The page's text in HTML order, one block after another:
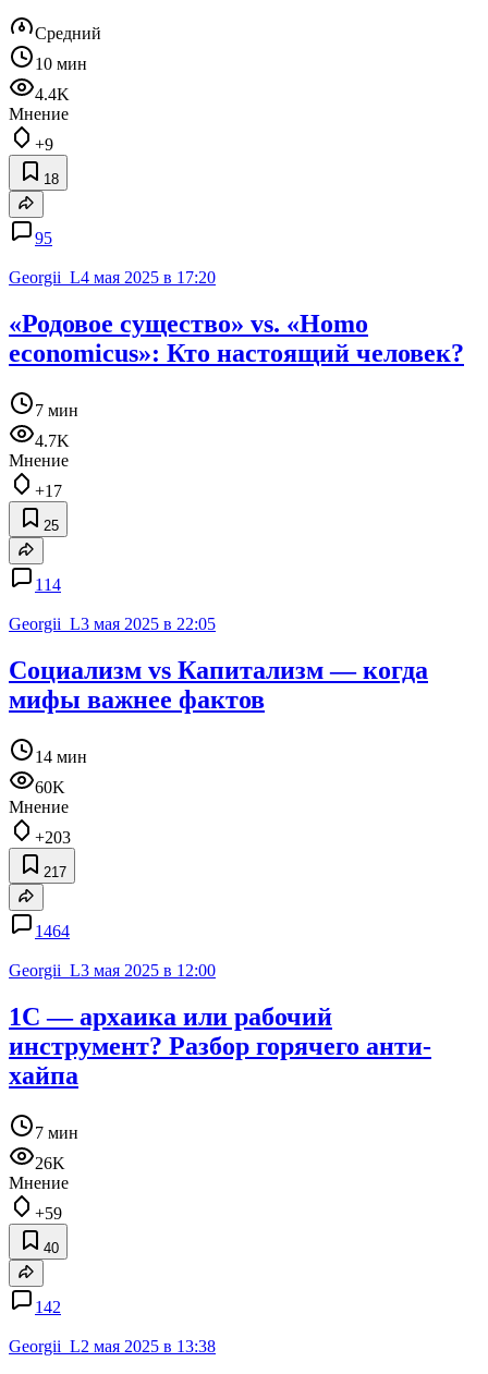
Средний
10 мин
4.4K
Мнение
+9
18
95
Georgii_L4 мая 2025 в 17:20
«Родовое существо» vs. «Homo
economicus»: Кто настоящий человек?
7 мин
4.7K
Мнение
+17
25
114
Georgii_L3 мая 2025 в 22:05
Социализм vs Капитализм — когда
мифы важнее фактов
14 мин
60K
Мнение
+203
217
1464
Georgii_L3 мая 2025 в 12:00
1С — архаика или рабочий
инструмент? Разбор горячего анти-
хайпа
7 мин
26K
Мнение
+59
40
142
Georgii_L2 мая 2025 в 13:38